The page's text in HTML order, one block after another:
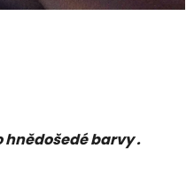
hnědošedé barvy .